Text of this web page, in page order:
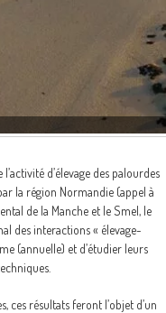
d’élevage des palourdes
la région Normandie (appel à
de la Manche et le Smel, le
des interactions « élevage-
(annuelle) et d’étudier leurs
ces résultats feront l’objet d’un